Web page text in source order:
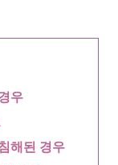
우
해된 경우